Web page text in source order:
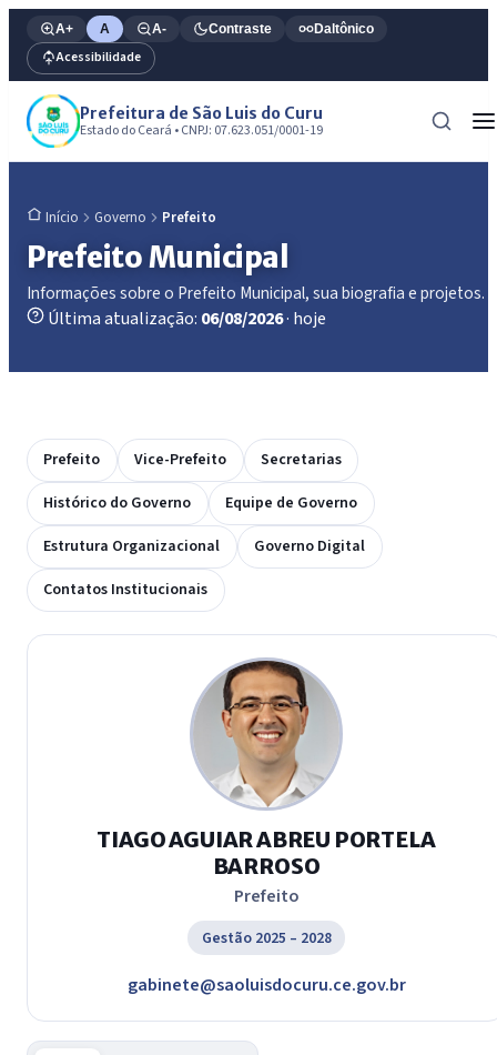
A+ A A- Contraste Daltônico
Acessibilidade
Prefeitura de São Luis do Curu
Estado do Ceará • CNPJ: 07.623.051/0001-19
Início Governo Prefeito
Prefeito Municipal
Informações sobre o Prefeito Municipal, sua biografia e projetos.
Última atualização: 06/08/2026· hoje
Prefeito Vice-Prefeito
Secretarias
Histórico do Governo
Equipe de Governo
Estrutura Organizacional
Governo Digital
Contatos Institucionais
TIAGO AGUIAR ABREU PORTELA
BARROSO
Prefeito
Gestão 2025 – 2028
gabinete@saoluisdocuru.ce.gov.br